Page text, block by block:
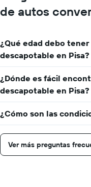
de autos
¿Qué edad debo
descapotable en Pisa?
¿Dónde es fácil
descapotable en Pisa?
¿Cómo son las
Ver más preguntas